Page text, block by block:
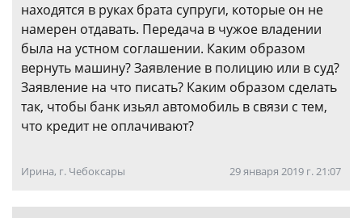
находятся в руках брата супруги, которые он не
намерен отдавать. Передача в чужое владении
была на устном соглашении. Каким образом
вернуть машину? Заявление в полицию или в суд?
Заявление на что писать? Каким образом сделать
так, чтобы банк изьял автомобиль в связи с тем,
что кредит не оплачивают?
Ирина, г. Чебоксары 29 января 2019 г. 21:07